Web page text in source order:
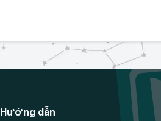
Hướng dẫn